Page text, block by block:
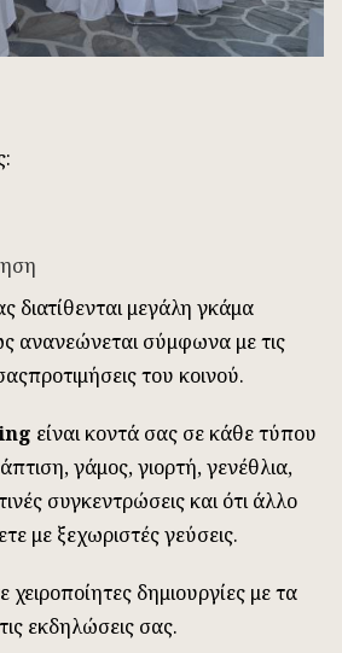
διατίθενται μεγάλη γκάμα
ανανεώνεται σύμφωνα με τις
του κοινού.
είναι κοντά σας σε κάθε τύπου
γάμος, γιορτή, γενέθλια,
συγκεντρώσεις και ότι άλλο
με ξεχωριστές γεύσεις.
δημιουργίες με τα
εκδηλώσεις σας.